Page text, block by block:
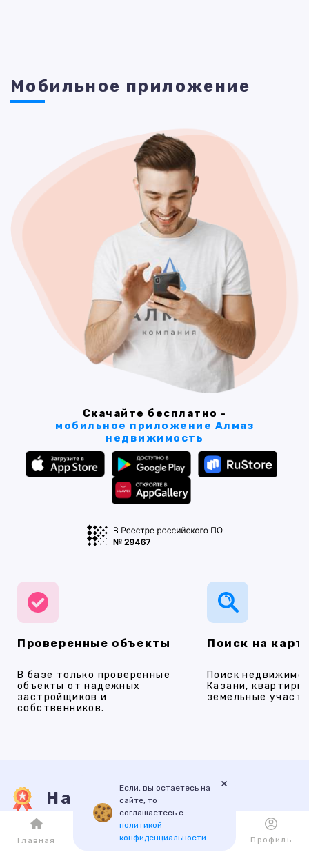
Мобильное приложение
Скачайте бесплатно -
мобильное приложение Алмаз
недвижимость
Проверенные объекты
В базе только проверенные
объекты от надежных
застройщиков и
собственников.
Поиск на
Поиск
Казани,
земельные
Наши услуги
ПРОДАЖА НОВОСТРОЙКИ ИПОТЕКА
Если, вы остаетесь на
сайте, то
соглашаетесь с
политикой
конфиденциальности
×
Главная Каталог Избранное Профиль